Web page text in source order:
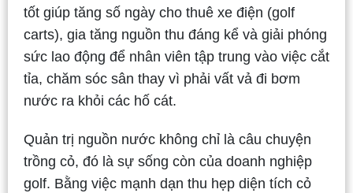
tốt giúp tăng số ngày cho thuê xe điện (golf
carts), gia tăng nguồn thu đáng kể và giải phóng
sức lao động để nhân viên tập trung vào việc cắt
tỉa, chăm sóc sân thay vì phải vất vả đi bơm
nước ra khỏi các hố cát.
Quản trị nguồn nước không chỉ là câu chuyện
trồng cỏ, đó là sự sống còn của doanh nghiệp
golf. Bằng việc mạnh dạn thu hẹp diện tích cỏ